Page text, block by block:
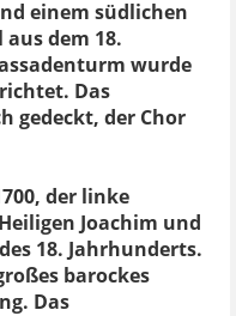
einem südlichen
dem 18.
wurde
Das
gedeckt, der Chor
der linke
Joachim und
18. Jahrhunderts.
barockes
Das